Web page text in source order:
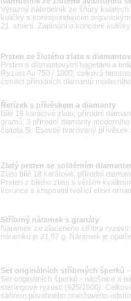
Výrazný náhrdelník ze šňůry
kuličky s korespondujícím
21. století. Zapínání a koncové
Prsten ze žlutého zlata s
Prsten s diamantovými bagetami a
Ryzost Au 750 / 1000, celková
čtrnáct přírodních diamantů
Řetízek s přívěskem a diamanty
Bílé 18 karátové zlato, přírodní
gramů, 3 přírodní diamanty
čistota Si. Esovitě tvarovaný přívěsek
Zlatý prsten se solitérním
Zlato bílé 18 karátové, přírodní
Prsten z bílého zlata s větším
korunce s krapnami tvořící efekt
Stříbrný náramek s granáty
Náramek ze zlaceného stříbra
náramku je 21,97 g. Náramek je
Set originálních stříbrných šperků
Set originálních šperků - náušnice a
sterlingové ryzosti (925/1000).
safírem půvabného oranžového